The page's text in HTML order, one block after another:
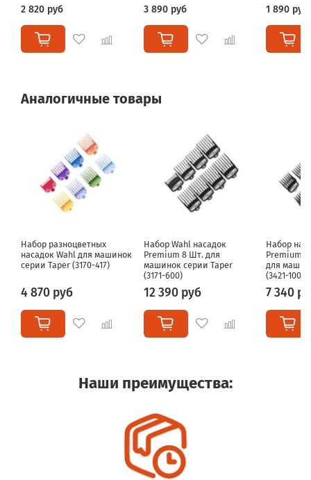
2 820 руб 3 890 руб 1 890 руб
Аналогичные товары
Набор разноцветных
насадок Wahl для машинок
серии Taper (3170-417)
4 870 руб
Набор Wahl насадок
Premium 8 Шт. для
машинок серии Taper
(3171-600)
12 390 руб
Набор
Premium
для
(3421-100)
7 340
Наши преимущества: